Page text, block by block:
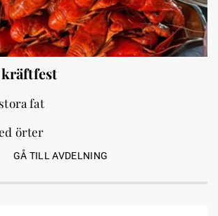
fat
örter
GÅ TILL AVDELNING